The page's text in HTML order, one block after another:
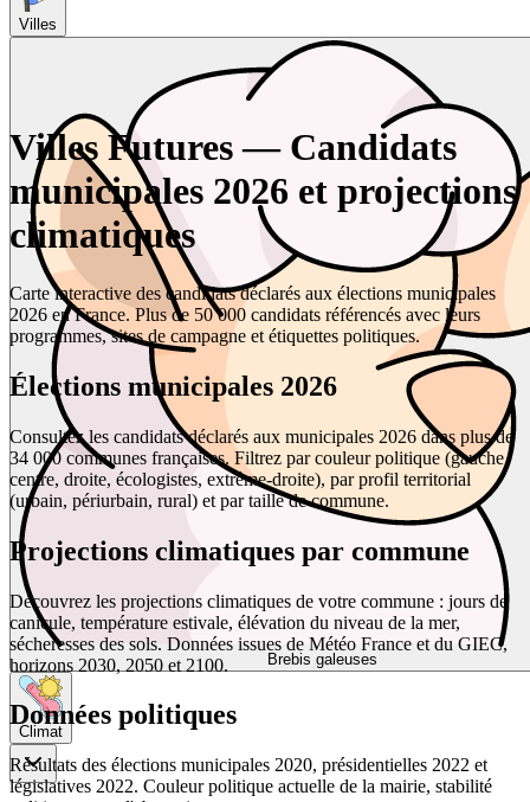
Villes
Brebis galeuses
Climat
Villes Futures — Candidats
municipales 2026 et projections
climatiques
Carte interactive des candidats déclarés aux élections municipales
2026 en France. Plus de 50 000 candidats référencés avec leurs
programmes, sites de campagne et étiquettes politiques.
Élections municipales 2026
Consultez les candidats déclarés aux municipales 2026 dans plus de
34 000 communes françaises. Filtrez par couleur politique (gauche,
centre, droite, écologistes, extrême-droite), par profil territorial
(urbain, périurbain, rural) et par taille de commune.
Projections climatiques par commune
Découvrez les projections climatiques de votre commune : jours de
canicule, température estivale, élévation du niveau de la mer,
sécheresses des sols. Données issues de Météo France et du GIEC,
horizons 2030, 2050 et 2100.
Données politiques
Résultats des élections municipales 2020, présidentielles 2022 et
législatives 2022. Couleur politique actuelle de la mairie, stabilité